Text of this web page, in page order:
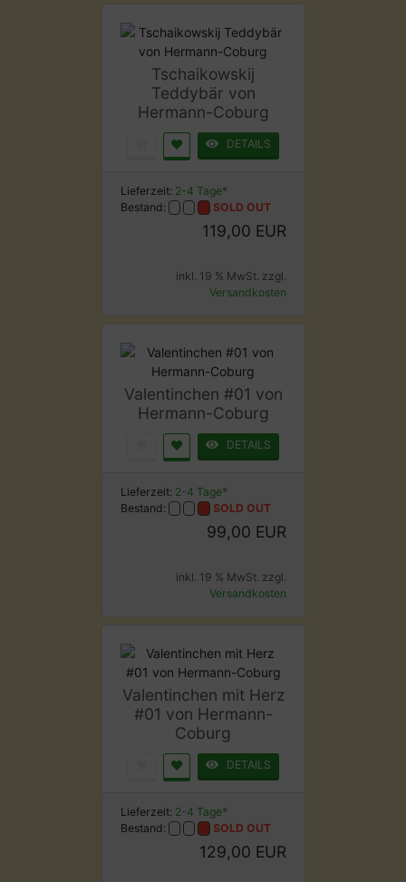
Tschaikowskij
Teddybär von
Hermann-Coburg
DETAILS
Lieferzeit: 2-4 Tage*
Bestand:
SOLD OUT
119,00 EUR
inkl. 19 % MwSt. zzgl.
Versandkosten
Valentinchen #01 von
Hermann-Coburg
DETAILS
Lieferzeit: 2-4 Tage*
Bestand:
SOLD OUT
99,00 EUR
inkl. 19 % MwSt. zzgl.
Versandkosten
Valentinchen mit Herz
#01 von Hermann-
Coburg
DETAILS
Lieferzeit: 2-4 Tage*
Bestand:
SOLD OUT
129,00 EUR